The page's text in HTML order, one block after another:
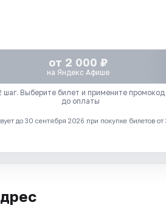
от 2 000 ₽
на Яндекс Афише
шаг. Выберите билет и примените промокод
до оплаты
до 30 сентября 2026 при покупке билетов